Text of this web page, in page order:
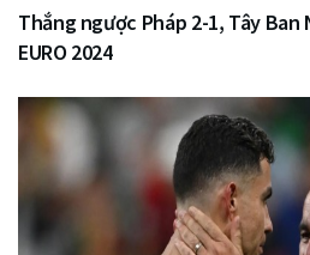
Thắng ngược Pháp 2-1, Tây
EURO 2024